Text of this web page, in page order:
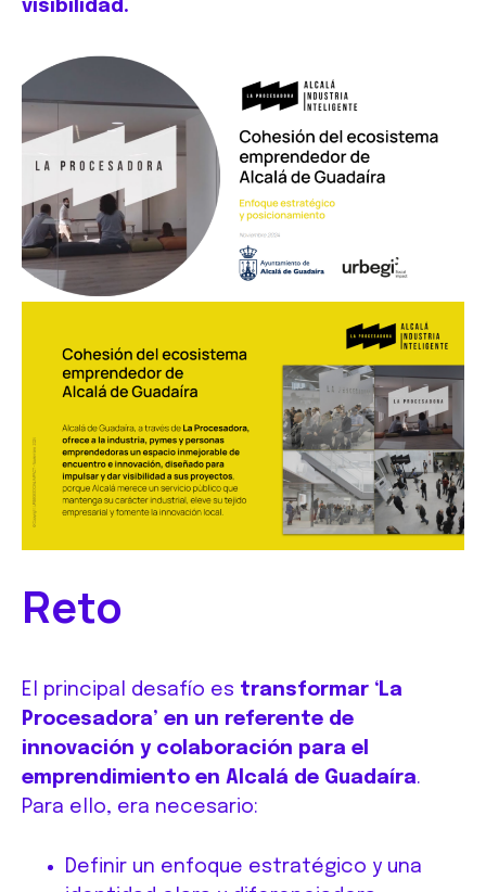
visibilidad.
Reto
El principal desafío es transformar ‘La
Procesadora’ en un referente de
innovación y colaboración para el
emprendimiento en Alcalá de Guadaíra.
Para ello, era necesario:
Definir un enfoque estratégico y una